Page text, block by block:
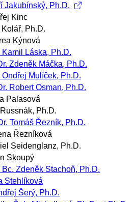
Jakubínský, Ph.D.
Kinc
Kolář, Ph.D.
Kýnová
Kamil Láska, Ph.D.
Zdeněk Máčka, Ph.D.
Ondřej Mulíček, Ph.D.
Robert Osman, Ph.D.
Palasová
Ph.D.
Tomáš Řezník, Ph.D.
Řezníková
Seidenglanz, Ph.D.
Skoupý
Bc. Zdeněk Stachoň, Ph.D.
Stehlíková
Šerý, Ph.D.